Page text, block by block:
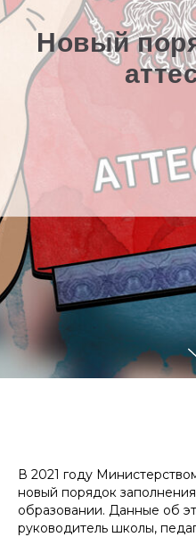
Новый
В 2021 году
новый порядок
образовании. Данные об
руководитель школы,